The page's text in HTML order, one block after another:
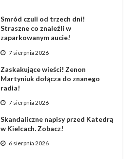
Smród czuli od trzech dni!
Straszne co znaleźli w
zaparkowanym aucie!
7 sierpnia 2026
Zaskakujące wieści! Zenon
Martyniuk dołącza do znanego
radia!
7 sierpnia 2026
Skandaliczne napisy przed Katedrą
w Kielcach. Zobacz!
6 sierpnia 2026